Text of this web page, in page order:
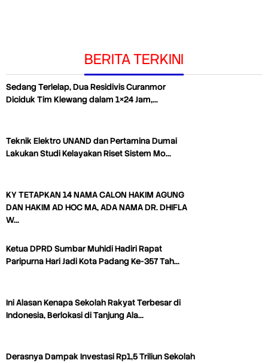
BERITA TERKINI
Sedang Terlelap, Dua Residivis Curanmor
Diciduk Tim Klewang dalam 1×24 Jam,…
Teknik Elektro UNAND dan Pertamina Dumai
Lakukan Studi Kelayakan Riset Sistem Mo…
KY TETAPKAN 14 NAMA CALON HAKIM AGUNG
DAN HAKIM AD HOC MA, ADA NAMA DR. DHIFLA
W…
Ketua DPRD Sumbar Muhidi Hadiri Rapat
Paripurna Hari Jadi Kota Padang Ke-357 Tah…
Ini Alasan Kenapa Sekolah Rakyat Terbesar di
Indonesia, Berlokasi di Tanjung Ala…
Derasnya Dampak Investasi Rp1,5 Triliun Sekolah